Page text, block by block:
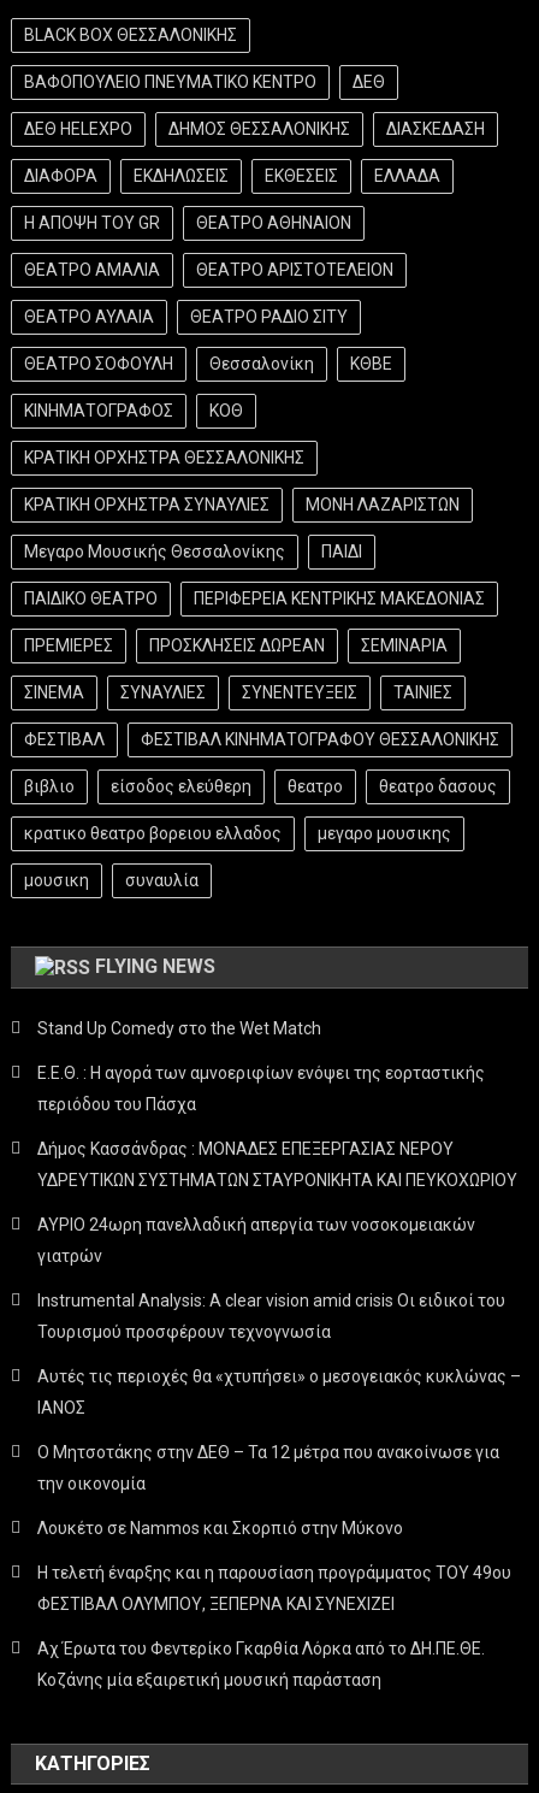
BLACK BOX ΘΕΣΣΑΛΟΝΙΚΗΣ
ΒΑΦΟΠΟΥΛΕΙΟ ΠΝΕΥΜΑΤΙΚΟ ΚΕΝΤΡΟ ΔΕΘ
ΔΕΘ HELEXPO ΔΗΜΟΣ ΘΕΣΣΑΛΟΝΙΚΗΣ ΔΙΑΣΚΕΔΑΣΗ
ΔΙΑΦΟΡΑ ΕΚΔΗΛΩΣΕΙΣ ΕΚΘΕΣΕΙΣ ΕΛΛΑΔΑ
Η ΑΠΟΨΗ ΤΟΥ GR ΘΕΑΤΡΟ ΑΘΗΝΑΙΟΝ
ΘΕΑΤΡΟ ΑΜΑΛΙΑ ΘΕΑΤΡΟ ΑΡΙΣΤΟΤΕΛΕΙΟΝ
ΘΕΑΤΡΟ ΑΥΛΑΙΑ ΘΕΑΤΡΟ ΡΑΔΙΟ ΣΙΤΥ
ΘΕΑΤΡΟ ΣΟΦΟΥΛΗ Θεσσαλονίκη ΚΘΒΕ
ΚΙΝΗΜΑΤΟΓΡΑΦΟΣ ΚΟΘ
ΚΡΑΤΙΚΗ ΟΡΧΗΣΤΡΑ ΘΕΣΣΑΛΟΝΙΚΗΣ
ΚΡΑΤΙΚΗ ΟΡΧΗΣΤΡΑ ΣΥΝΑΥΛΙΕΣ ΜΟΝΗ ΛΑΖΑΡΙΣΤΩΝ
Μεγαρο Μουσικής Θεσσαλονίκης ΠΑΙΔΙ
ΠΑΙΔΙΚΟ ΘΕΑΤΡΟ ΠΕΡΙΦΕΡΕΙΑ ΚΕΝΤΡΙΚΗΣ ΜΑΚΕΔΟΝΙΑΣ
ΠΡΕΜΙΕΡΕΣ ΠΡΟΣΚΛΗΣΕΙΣ ΔΩΡΕΑΝ ΣΕΜΙΝΑΡΙΑ
ΣΙΝΕΜΑ ΣΥΝΑΥΛΙΕΣ ΣΥΝΕΝΤΕΥΞΕΙΣ ΤΑΙΝΙΕΣ
ΦΕΣΤΙΒΑΛ ΦΕΣΤΙΒΑΛ ΚΙΝΗΜΑΤΟΓΡΑΦΟΥ ΘΕΣΣΑΛΟΝΙΚΗΣ
βιβλιο είσοδος ελεύθερη θεατρο θεατρο δασους
κρατικο θεατρο βορειου ελλαδος μεγαρο μουσικης
μουσικη συναυλία
FLYING NEWS
Stand Up Comedy στο the Wet Match
Ε.Ε.Θ. : Η αγορά των αμνοεριφίων ενόψει της εορταστικής
περιόδου του Πάσχα
Δήμος Κασσάνδρας : ΜΟΝΑΔΕΣ ΕΠΕΞΕΡΓΑΣΙΑΣ ΝΕΡΟΥ
ΥΔΡΕΥΤΙΚΩΝ ΣΥΣΤΗΜΑΤΩΝ ΣΤΑΥΡΟΝΙΚΗΤΑ ΚΑΙ ΠΕΥΚΟΧΩΡΙΟΥ
ΑΥΡΙΟ 24ωρη πανελλαδική απεργία των νοσοκομειακών
γιατρών
Instrumental Analysis: A clear vision amid crisis Οι ειδικοί του
Τουρισμού προσφέρουν τεχνογνωσία
Αυτές τις περιοχές θα «χτυπήσει» ο μεσογειακός κυκλώνας –
ΙΑΝΟΣ
Ο Μητσοτάκης στην ΔΕΘ – Τα 12 μέτρα που ανακοίνωσε για
την οικονομία
Λουκέτο σε Nammos και Σκορπιό στην Μύκονο
Η τελετή έναρξης και η παρουσίαση προγράμματος ΤΟΥ 49ου
ΦΕΣΤΙΒΑΛ ΟΛΥΜΠΟΥ, ΞΕΠΕΡΝΑ ΚΑΙ ΣΥΝΕΧΙΖΕΙ
Αχ Έρωτα του Φεντερίκο Γκαρθία Λόρκα από το ΔΗ.ΠΕ.ΘΕ.
Κοζάνης μία εξαιρετική μουσική παράσταση
KΑΤΗΓΟΡΊΕΣ